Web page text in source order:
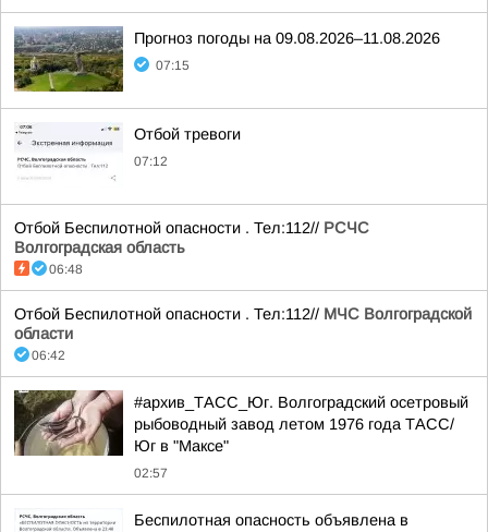
Прогноз погоды на 09.08.2026–11.08.2026
07:15
Отбой тревоги
07:12
Отбой Беспилотной опасности . Тел:112// РСЧС
Волгоградская область
06:48
Отбой Беспилотной опасности . Тел:112// МЧС Волгоградской
области
06:42
#архив_ТАСС_Юг. Волгоградский осетровый
рыбоводный завод летом 1976 года ТАСС/
Юг в "Максе"
02:57
Беспилотная опасность объявлена в